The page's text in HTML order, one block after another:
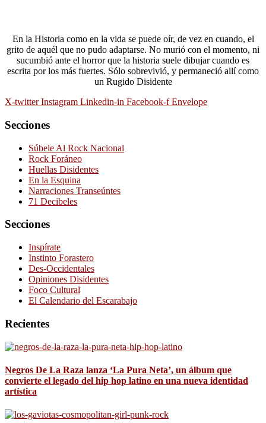
En la Historia como en la vida se puede oír, de vez en cuando, el
grito de aquél que no pudo adaptarse. No murió con el momento, ni
sucumbió ante el horror que la historia suele dibujar cuando es
escrita por los más fuertes. Sólo sobrevivió, y permaneció allí como
un Rugido Disidente
X-twitter Instagram Linkedin-in Facebook-f Envelope
Secciones
Súbele Al Rock Nacional
Rock Foráneo
Huellas Disidentes
En la Esquina
Narraciones Transeúntes
71 Decibeles
Secciones
Inspírate
Instinto Forastero
Des-Occidentales
Opiniones Disidentes
Foco Cultural
El Calendario del Escarabajo
Recientes
Negros De La Raza lanza ‘La Pura Neta’, un álbum que
convierte el legado del hip hop latino en una nueva identidad
artística